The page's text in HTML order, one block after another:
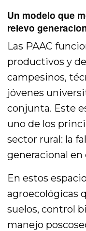
Un modelo que
relevo
Las PAAC
productivos y
campesinos,
jóvenes
conjunta. Este
uno de los
sector rural: la
generacional en
En estos
agroecológicas
suelos, control
manejo